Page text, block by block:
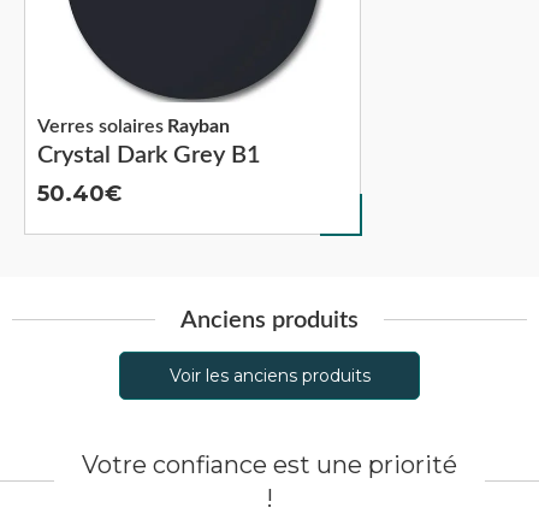
Crystal Dark Grey B1
Verres solaires Rayban
50.40
Anciens produits
Voir les anciens produits
Votre confiance est une priorité
!